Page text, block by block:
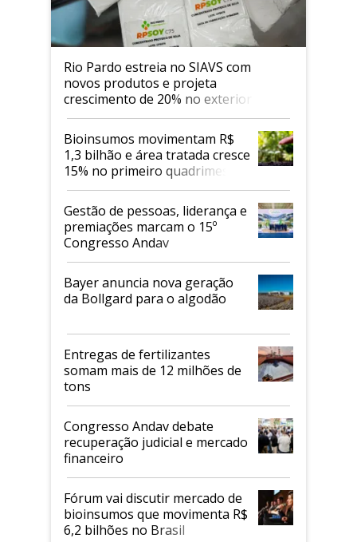
Rio Pardo estreia no SIAVS com
novos produtos e projeta
crescimento de 20% no exterior
Bioinsumos movimentam R$
1,3 bilhão e área tratada cresce
15% no primeiro quadrimestre
de 2026
Gestão de pessoas, liderança e
premiações marcam o 15º
Congresso Andav
Bayer anuncia nova geração
da Bollgard para o algodão
Entregas de fertilizantes
somam mais de 12 milhões de
tons
Congresso Andav debate
recuperação judicial e mercado
financeiro
Fórum vai discutir mercado de
bioinsumos que movimenta R$
6,2 bilhões no Brasil